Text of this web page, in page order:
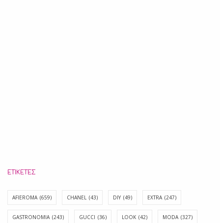
ΕΤΙΚΈΤΕΣ
AFIEROMA (659) CHANEL (43) DIY (49) EXTRA (247)
GASTRONOMIA (243) GUCCI (36) LOOK (42) MODA (327)